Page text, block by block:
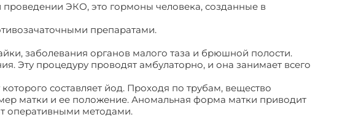
проведении ЭКО, это гормоны человека, созданные в
препаратами.
заболевания органов малого таза и брюшной полости.
Эту процедуру проводят амбулаторно, и она занимает всего
составляет йод. Проходя по трубам, вещество
матки и ее положение. Аномальная форма матки приводит
оперативными методами.